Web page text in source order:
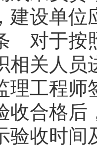
建设单
于按照
相关人
理工程
合格后
验收时间